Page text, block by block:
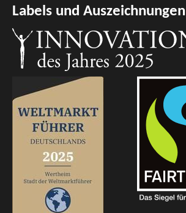
Labels und Auszeichnungen